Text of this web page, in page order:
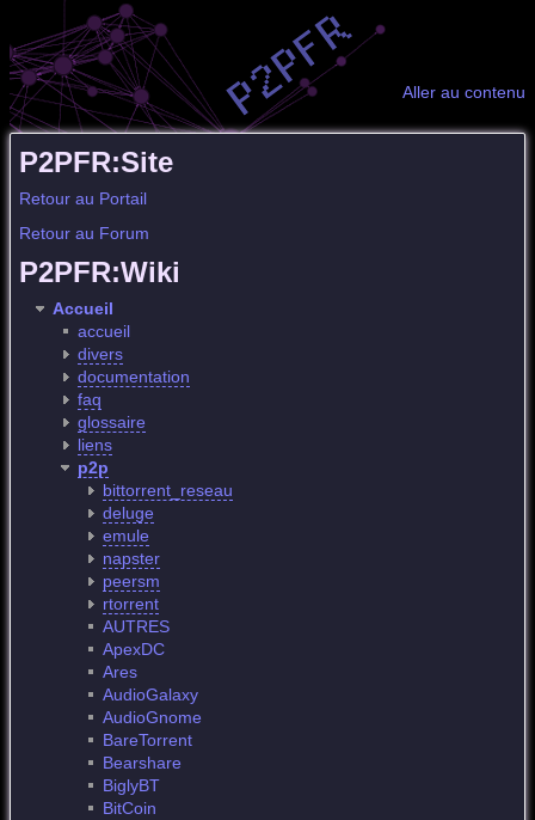
Aller au contenu
P2PFR:Site
Retour au Portail
Retour au Forum
P2PFR:Wiki
Accueil
accueil
divers
documentation
faq
glossaire
liens
p2p
bittorrent_reseau
deluge
emule
napster
peersm
rtorrent
AUTRES
ApexDC
Ares
AudioGalaxy
AudioGnome
BareTorrent
Bearshare
BiglyBT
BitCoin